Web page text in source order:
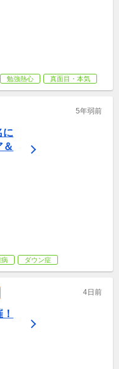
勉強熱心 真面目・本気
5年弱前
に
＆
病 ダウン症
4日前